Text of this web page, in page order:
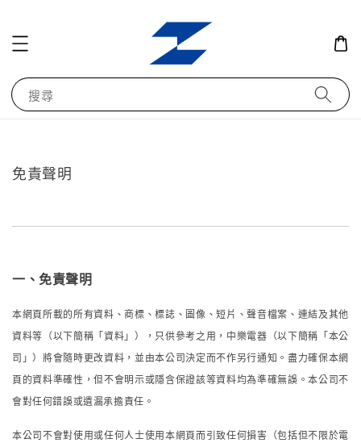
搜尋
免責聲明
一、免責聲明
本網頁所載的所有資料、商標、標誌、圖像、短片、聲音檔案、連結及其他
資料等（以下簡稱「資料」），只供參考之用，中樂電器（以下簡稱「本公
司」）將會隨時更改資料，並由本公司決定而不作另行通知。盡力確保本網
頁的資料準確性，但不會明示或隱含保證該等資料均為準確無誤。本公司不
會對任何錯誤或遺漏承擔責任。
本公司不會對使用或任何人士使用本網頁而引致任何損害（包括但不限於電